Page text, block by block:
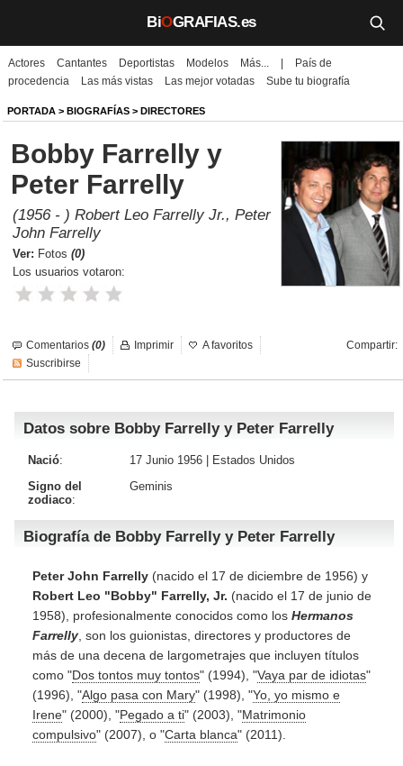
BiOGRAFIAS.es
Biografías
Películas
TV
Música
Un día como hoy
Videos
Noticias
Actores Cantantes Deportistas Modelos Más...
País de
procedencia
Las más vistas Las mejor votadas Sube tu biografía
PORTADA > BIOGRAFÍAS > DIRECTORES
Bobby Farrelly y
Peter Farrelly
(1956 - ) Robert Leo Farrelly Jr., Peter
John Farrelly
Ver: Fotos (0)
Los usuarios votaron:
Comentarios (0) Compartir:
Imprimir
A favoritos
Suscribirse
Datos sobre Bobby Farrelly y Peter Farrelly
Nació: 17 Junio 1956 |
Estados Unidos
Signo del
zodiaco:
Geminis
Biografía de Bobby Farrelly y Peter Farrelly
Peter John Farrelly (nacido el 17 de diciembre de 1956) y
Robert Leo "Bobby" Farrelly, Jr. (nacido el 17 de junio de
1958), profesionalmente conocidos como los Hermanos
Farrelly , son los guionistas, directores y productores de
más de una decena de largometrajes que incluyen títulos
como "Dos tontos muy tontos" (1994), "Vaya par de idiotas"
(1996), "Algo pasa con Mary" (1998), "Yo, yo mismo e
Irene" (2000), "Pegado a ti" (2003), "Matrimonio
compulsivo" (2007), o "Carta blanca" (2011).